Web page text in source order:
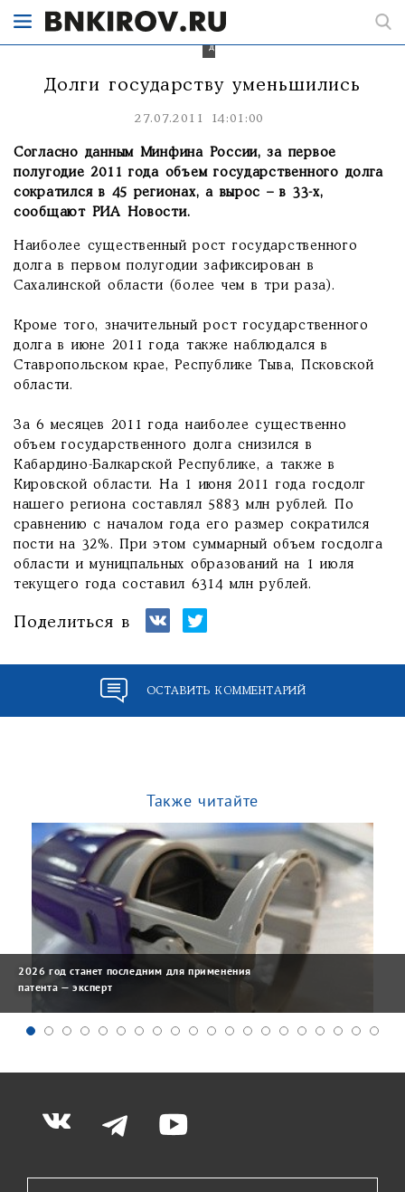
государственного
долга.
Долги государству уменьшились
27.07.2011 14:01:00
Согласно данным Минфина России, за первое
полугодие 2011 года объем государственного долга
сократился в 45 регионах, а вырос – в 33-х,
сообщают РИА Новости.
Наиболее существенный рост государственного
долга в первом полугодии зафиксирован в
Сахалинской области (более чем в три раза).
Кроме того, значительный рост государственного
долга в июне 2011 года также наблюдался в
Ставропольском крае, Республике Тыва, Псковской
области.
За 6 месяцев 2011 года наиболее существенно
объем государственного долга снизился в
Кабардино-Балкарской Республике, а также в
Кировской области. На 1 июня 2011 года госдолг
нашего региона составлял 5883 млн рублей. По
сравнению с началом года его размер сократился
пости на 32%. При этом суммарный объем госдолга
области и муницпальных образований на 1 июля
текущего года составил 6314 млн рублей.
Поделиться в
ОСТАВИТЬ КОММЕНТАРИЙ
Также читайте
2026 год станет последним для применения
патента — эксперт